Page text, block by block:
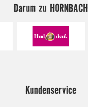
Darum zu HORNBACH
Kundenservice